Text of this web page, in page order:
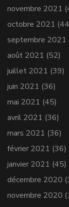
novembre 2021
octobre 2021
septembre 2021
août 2021 (52)
juillet 2021 (39)
juin 2021 (36)
mai 2021 (45)
avril 2021 (36)
mars 2021 (36)
février 2021 (36)
janvier 2021 (45)
décembre 2020
novembre 2020